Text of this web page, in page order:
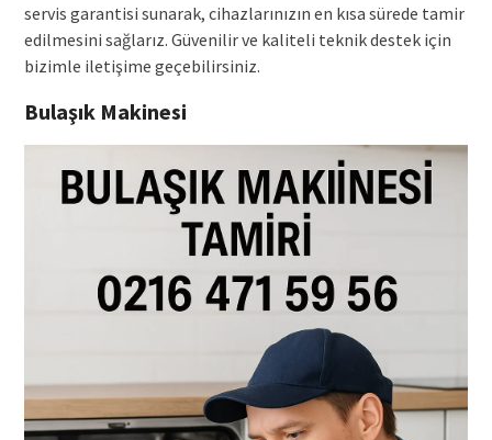
servis garantisi sunarak, cihazlarınızın en kısa sürede tamir
edilmesini sağlarız. Güvenilir ve kaliteli teknik destek için
bizimle iletişime geçebilirsiniz.
Bulaşık Makinesi